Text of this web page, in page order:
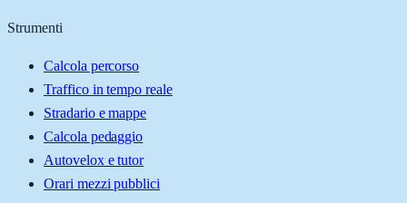
Strumenti
Calcola percorso
Traffico in tempo reale
Stradario e mappe
Calcola pedaggio
Autovelox e tutor
Orari mezzi pubblici